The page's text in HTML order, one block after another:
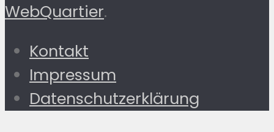
WebQuartier.
Kontakt
Impressum
Datenschutzerklärung